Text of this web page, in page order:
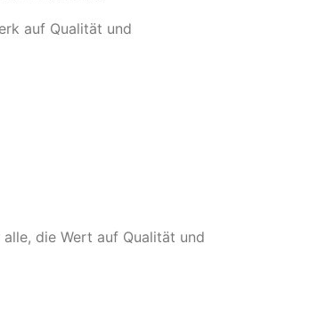
auf Qualität und
die Wert auf Qualität und